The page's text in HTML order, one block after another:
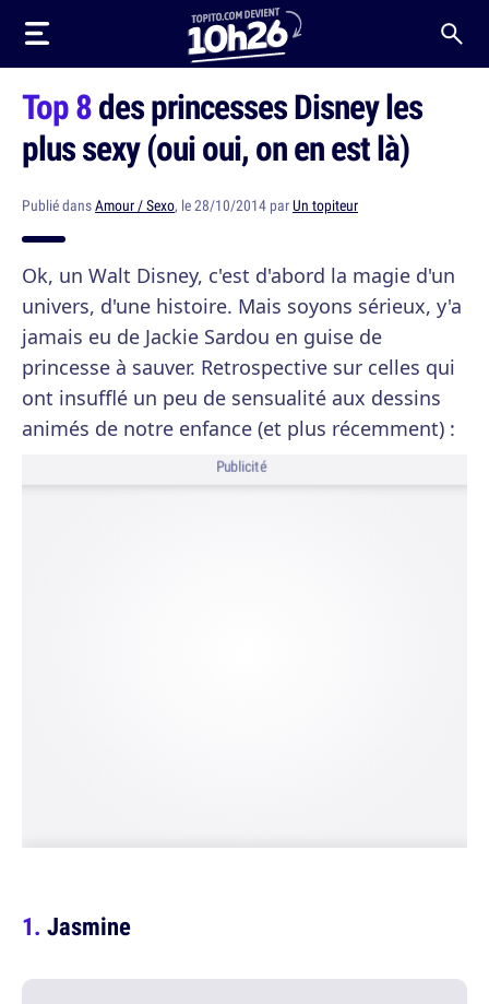
Top 8des princesses Disney les
plus sexy (oui oui, on en est là)
Publié dansAmour / Sexo, le 28/10/2014 parUn topiteur
Ok, un Walt Disney, c'est d'abord la magie d'un
univers, d'une histoire. Mais soyons sérieux, y'a
jamais eu de Jackie Sardou en guise de
princesse à sauver. Retrospective sur celles qui
ont insufflé un peu de sensualité aux dessins
animés de notre enfance (et plus récemment) :
Publicité
Jasmine